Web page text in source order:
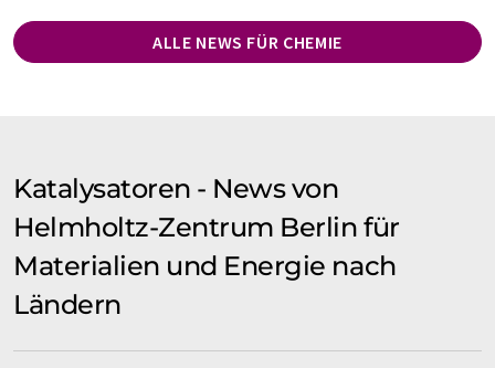
ALLE NEWS FÜR CHEMIE
Katalysatoren - News von
Helmholtz-Zentrum Berlin für
Materialien und Energie nach
Ländern